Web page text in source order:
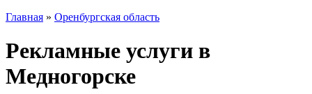
Главная » Оренбургская область
Рекламные услуги в
Медногорске